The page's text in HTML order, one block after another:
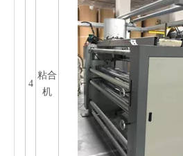
4
粘合
机